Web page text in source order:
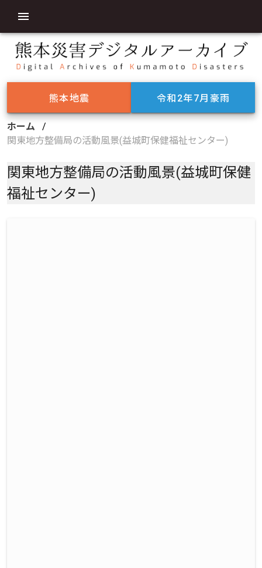
熊本地震 令和2年7月豪雨
ホーム
/
関東地方整備局の活動風景(益城町保健福祉センター)
関東地方整備局の活動風景(益城町保健
福祉センター)